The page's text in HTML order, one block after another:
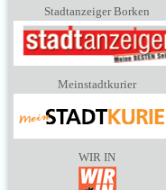
Stadtanzeiger Borken
Meinstadtkurier
WIR IN